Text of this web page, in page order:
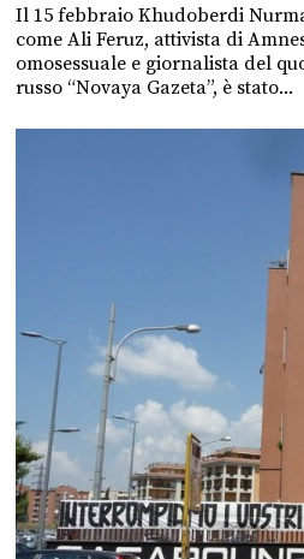
Il 15 febbraio Khudoberdi
come Ali Feruz, attivista di
omosessuale e giornalista del
russo “Novaya Gazeta”, è stato...